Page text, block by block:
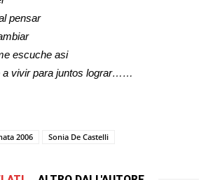
pensar
escuche asi
a vivir para juntos lograr……
2006 Sonia De Castelli